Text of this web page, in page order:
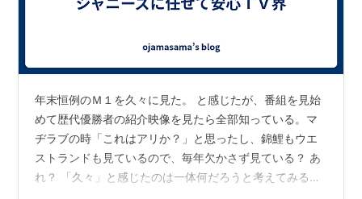
年末恒例のＭ１を久々に見た。 と感じたが、番組を見始
めて歴代優勝者の紹介映像を見たら全部知っている。マ
ヂラブの時「これはアリか？」と思ったし、錦鯉もウエ
ストランドも見ているので、毎年欠かさず見ている？ あ
れ？ 「久々」と感じたのは一体何だろうと考えてみる